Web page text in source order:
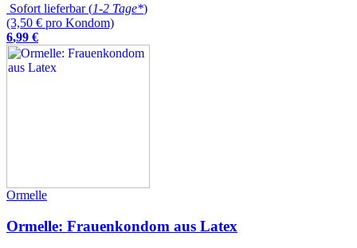
Sofort lieferbar (1-2 Tage*)
(3,50 € pro Kondom)
6,99 €
Ormelle
Ormelle: Frauenkondom aus Latex